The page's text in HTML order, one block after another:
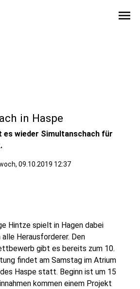
menu
in Haspe
es wieder Simultanschach für
09.10.2019 12:37
Hintze spielt in Hagen dabei
Herausforderer. Den
gibt es bereits zum 10.
findet am Samstag im Atrium
Haspe statt. Beginn ist um 15
kommen einem Projekt